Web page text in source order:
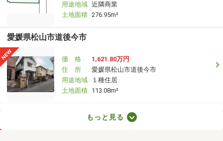
用途地域 近隣商業
土地面積 276.95m²
愛媛県松山市道後今市
価 格
1,621.80万円
住 所
愛媛県松山市道後今市
用途地域
１種住居
土地面積 113.08m²
もっと見る